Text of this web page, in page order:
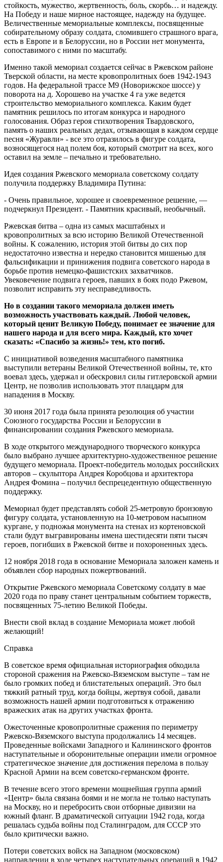
стойкость, мужество, жертвенность, боль, скорбь… и надежду.
На Победу и наше мирное настоящее, надежду на будущее.
Величественные мемориальные комплексы, посвященные
собирательному образу солдата, сломившего страшного врага,
есть в Европе и в Белоруссии, но в России нет монумента,
сопоставимого с ними по масштабу.
Именно такой мемориал создается сейчас в Ржевском районе
Тверской области, на месте кровопролитных боев 1942-1943
годов. На федеральной трассе М9 (Новорижское шоссе) у
поворота на д. Хорошево на участке 4 га уже ведется
строительство мемориального комплекса. Каким будет
памятник решилось по итогам конкурса и народного
голосования. Образ героя стихотворения Твардовского,
память о наших реальных дедах, отзывающая в каждом сердце
песня «Журавли» - все это отразилось в фигуре солдата,
возносящегося над полем боя, который смотрит на всех, кого
оставил на земле – печально и требовательно.
Идея создания Ржевского мемориала советскому солдату
получила поддержку Владимира Путина:
- Очень правильное, хорошее и своевременное решение, —
подчеркнул Президент. - Памятник красивый, необычный.
Ржевская битва – одна из самых масштабных и
кровопролитных за всю историю Великой Отечественной
войны. К сожалению, история этой битвы до сих пор
недостаточно известна и нередко становится мишенью для
фальсификации и принижения подвига советского народа в
борьбе против немецко-фашистских захватчиков.
Увековечение подвига героев, павших в боях подо Ржевом,
позволит исправить эту несправедливость.
Но в создании такого мемориала должен иметь
возможность участвовать каждый. Любой человек,
который ценит Великую Победу, понимает ее значение для
нашего народа и для всего мира. Каждый, кто хочет
сказать: «Спасибо за жизнь!» тем, кто погиб.
С инициативой возведения масштабного памятника
выступили ветераны Великой Отечественной войны, те, кто
воевал здесь, удержал и обескровил силы гитлеровской армии
Центр, не позволив использовать этот плацдарм для
нападения в Москву.
30 июня 2017 года была принята резолюция об участии
Союзного государства России и Белоруссии в
финансировании создания Ржевского мемориала.
В ходе открытого международного творческого конкурса
было выбрано лучшее архитектурно-художественное решение
будущего мемориала. Проект-победитель молодых российских
авторов – скульптора Андрея Коробцова и архитектора
Андрея Фомина – получил беспрецедентную общественную
поддержку.
Мемориал будет представлять собой 25-метровую бронзовую
фигуру солдата, установленную на 10-метровом насыпном
кургане, у подножья монумента на стенах из кортеновской
стали будут выгравированы имена шестидесяти пяти тысяч
героев, погибших в Ржевской битве и похороненных здесь.
12 ноября 2018 года в основание Мемориала заложен камень и
объявлен сбор народных пожертвований.
Открытие Ржевского мемориала Советскому солдату в мае
2020 года по праву станет центральным событием торжеств,
посвященных 75-летию Великой Победы.
Внести свой вклад в создание Мемориала может любой
желающий!
Справка
В советское время официальная историография обходила
стороной сражения на Ржевско-Вяземском выступе – там не
было громких побед и блистательных операций. Это был
тяжкий ратный труд, когда бойцы, жертвуя собой, давали
возможность нашей армии подготовиться к отражению
вражеских атак на других участках фронта.
Ожесточенные кровопролитные сражения по периметру
Ржевско-Вяземского выступа продолжались 14 месяцев.
Проведенные войсками Западного и Калининского фронтов
наступательные и оборонительные операции имели огромное
стратегическое значение для достижения перелома в пользу
Красной Армии на всем советско-германском фронте.
В течение всего этого времени мощнейшая группа армий
«Центр» была связана боями и не могла не только наступать
на Москву, но и перебросить свои отборные дивизии на
южный фланг. В драматической ситуации 1942 года, когда
решалась судьба войны под Сталинградом, для СССР это
было критически важно.
Потери советских войск на Западном (московском)
направлении в ходе четырех наступательных операций в 1942